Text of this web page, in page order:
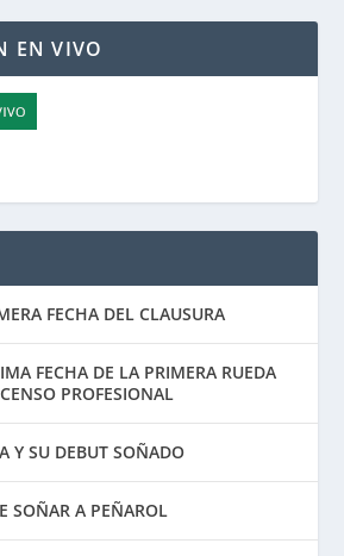
EN VIVO
FECHA DEL CLAUSURA
FECHA DE LA PRIMERA RUEDA
PROFESIONAL
Y SU DEBUT SOÑADO
SOÑAR A PEÑAROL